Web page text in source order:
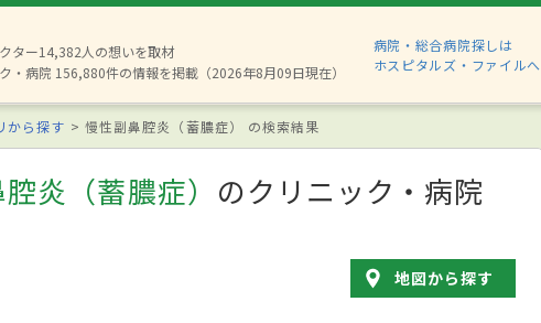
ター14,382人の想いを取材
・病院 156,880件の情報を掲載（2026年8月09日現在）
病院・総合病院探しは
ホスピタルズ・ファイルへ
から探す 慢性副鼻腔炎（蓄膿症） の検索結果
炎（蓄膿症） のクリニック・病院
地図から探す